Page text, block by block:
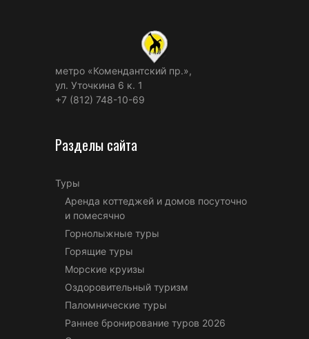
метро «Комендантский пр.»,
ул. Уточкина 6 к. 1
+7 (812) 748-10-69
Разделы сайта
Туры
Аренда коттеджей и домов посуточно
и помесячно
Горнолыжные туры
Горящие туры
Морские круизы
Оздоровительный туризм
Паломнические туры
Раннее бронирование туров 2026